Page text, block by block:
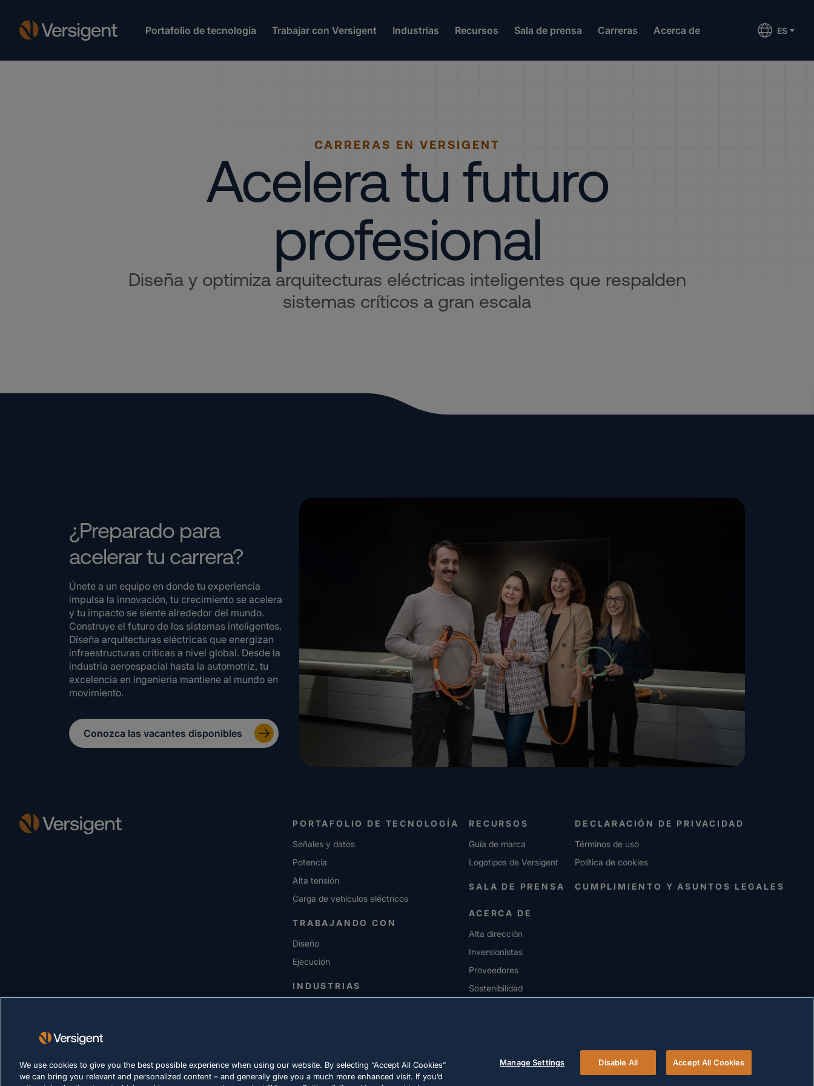
Portafolio de tecnología Trabajar con Versigent Industrias Recursos Sala de prensa Carreras Acerca de ES
CARRERAS EN VERSIGENT
Acelera tu futuro
profesional
Diseña y optimiza arquitecturas eléctricas inteligentes que respalden
sistemas críticos a gran escala
¿Preparado para
acelerar tu carrera?
Únete a un equipo en donde tu experiencia
impulsa la innovación, tu crecimiento se acelera
y tu impacto se siente alrededor del mundo.
Construye el futuro de los sistemas inteligentes.
Diseña arquitecturas eléctricas que energizan
infraestructuras críticas a nivel global. Desde la
industria aeroespacial hasta la automotriz, tu
excelencia en ingeniería mantiene al mundo en
movimiento.
Conozca las vacantes disponibles
PORTAFOLIO DE TECNOLOGÍA
Señales y datos
Potencia
Alta tensión
Carga de vehículos eléctricos
TRABAJANDO CON
Diseño
Ejecución
INDUSTRIAS
RECURSOS
Guía de marca
Logotipos de Versigent
SALA DE PRENSA
ACERCA DE
Alta dirección
Inversionistas
Proveedores
Sostenibilidad
DECLARACIÓN DE PRIVACIDAD
Términos de uso
Política de cookies
CUMPLIMIENTO Y ASUNTOS LEGALES
© 2026 Versigent. All rights reserved
We use cookies to give you the best possible experience when using our website. By selecting “Accept All Cookies”
we can bring you relevant and personalized content – and generally give you a much more enhanced visit. If you’d
Manage Settings Disable All Accept All Cookies